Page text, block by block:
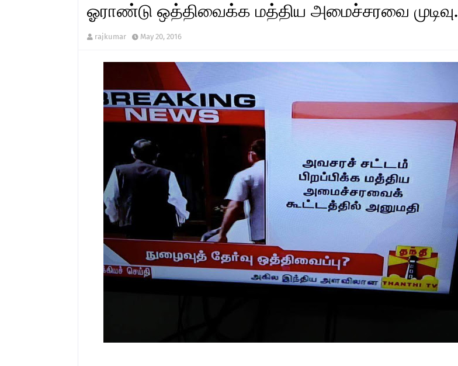
ஓராண்டு ஒத்திவைக்க மத்திய அமைச்சரவை முடிவு.
rajkumar May 20, 2016